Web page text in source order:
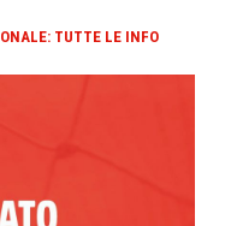
TUTTE LE INFO